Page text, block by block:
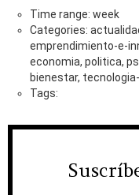
Time range: week
Categories:
emprendimiento-e-
economia, politica,
bienestar,
Tags: